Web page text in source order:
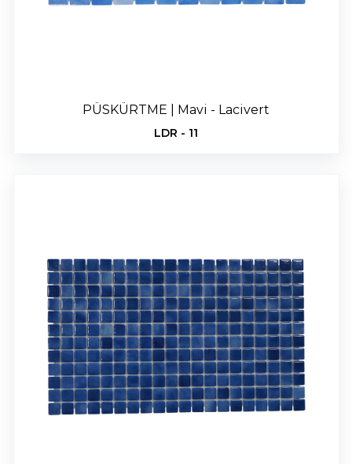
PÜSKÜRTME | Mavi - Lacivert
LDR - 11